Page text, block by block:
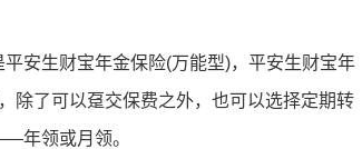
安生财宝年金保险(万能型)，平安生财宝年
除了可以趸交保费之外，也可以选择定期转
年领或月领。